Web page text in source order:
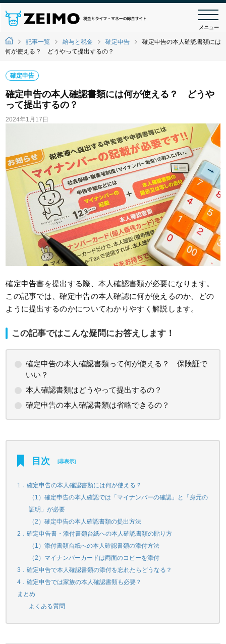
メニュー
記事一覧 給与と税金 確定申告
確定申告の本人確認書類には
何が使える？ どうやって提出するの？
確定申告
確定申告の本人確認書類には何が使える？ どうや
って提出するの？
2024年1月17日
確定申告書を提出する際、本人確認書類が必要になります。
この記事では、確定申告の本人確認に何が使えるのか、どの
ように提出するのかについてわかりやすく解説します。
この記事ではこんな疑問にお答えします！
確定申告の本人確認書類って何が使える？ 保険証で
いい？
本人確認書類はどうやって提出するの？
確定申告の本人確認書類は省略できるの？
目次 [非表示]
1．確定申告の本人確認書類には何が使える？
（1）確定申告の本人確認では「マイナンバーの確認」と「身元の
証明」が必要
（2）確定申告の本人確認書類の提出方法
2．確定申告書・添付書類台紙への本人確認書類の貼り方
（1）添付書類台紙への本人確認書類の添付方法
（2）マイナンバーカードは両面のコピーを添付
3．確定申告で本人確認書類の添付を忘れたらどうなる？
4．確定申告では家族の本人確認書類も必要？
まとめ
よくある質問